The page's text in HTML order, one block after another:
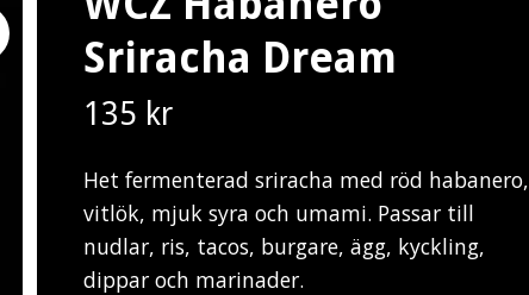
Sriracha Dream
135 kr
Het fermenterad sriracha med röd habanero,
vitlök, mjuk syra och umami. Passar till
nudlar, ris, tacos, burgare, ägg, kyckling,
dippar och marinader.